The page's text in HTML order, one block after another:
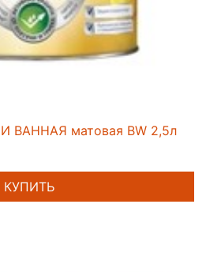
ВАННАЯ матовая BW 2,5л
КУПИТЬ